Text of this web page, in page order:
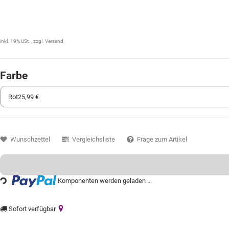
inkl. 19% USt. , zzgl. Versand
Farbe
Loading... Komponenten werden geladen ...
Sofort verfügbar
Wunschzettel Vergleichsliste Frage zum Artikel